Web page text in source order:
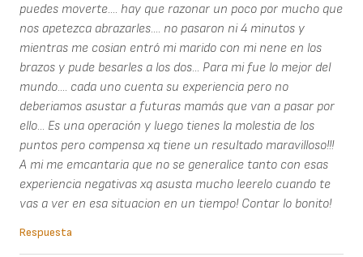
puedes moverte.... hay que razonar un poco por mucho que
nos apetezca abrazarles.... no pasaron ni 4 minutos y
mientras me cosian entró mi marido con mi nene en los
brazos y pude besarles a los dos... Para mi fue lo mejor del
mundo.... cada uno cuenta su experiencia pero no
deberiamos asustar a futuras mamás que van a pasar por
ello... Es una operación y luego tienes la molestia de los
puntos pero compensa xq tiene un resultado maravilloso!!!
A mi me emcantaria que no se generalice tanto con esas
experiencia negativas xq asusta mucho leerelo cuando te
vas a ver en esa situacion en un tiempo! Contar lo bonito!
Respuesta